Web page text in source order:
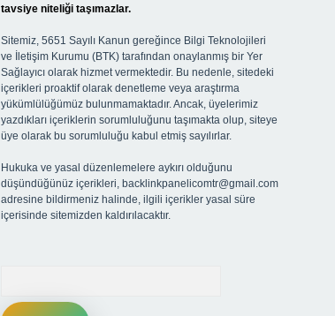
tavsiye niteliği taşımazlar.
Sitemiz, 5651 Sayılı Kanun gereğince Bilgi Teknolojileri
ve İletişim Kurumu (BTK) tarafından onaylanmış bir Yer
Sağlayıcı olarak hizmet vermektedir. Bu nedenle, sitedeki
içerikleri proaktif olarak denetleme veya araştırma
yükümlülüğümüz bulunmamaktadır. Ancak, üyelerimiz
yazdıkları içeriklerin sorumluluğunu taşımakta olup, siteye
üye olarak bu sorumluluğu kabul etmiş sayılırlar.
Hukuka ve yasal düzenlemelere aykırı olduğunu
düşündüğünüz içerikleri, backlinkpanelicomtr@gmail.com
adresine bildirmeniz halinde, ilgili içerikler yasal süre
içerisinde sitemizden kaldırılacaktır.